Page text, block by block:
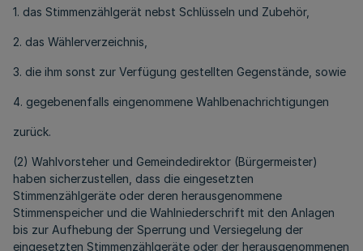
1. das Stimmenzählgerät nebst Schlüsseln und Zubehör,
2. das Wählerverzeichnis,
3. die ihm sonst zur Verfügung gestellten Gegenstände, sowie
4. gegebenenfalls eingenommene Wahlbenachrichtigungen
zurück.
(2) Wahlvorsteher und Gemeindedirektor (Bürgermeister)
haben sicherzustellen, dass die eingesetzten
Stimmenzählgeräte oder deren herausgenommene
Stimmenspeicher und die Wahlniederschrift mit den Anlagen
bis zur Aufhebung der Sperrung und Versiegelung der
eingesetzten Stimmenzählgeräte oder der herausgenommenen